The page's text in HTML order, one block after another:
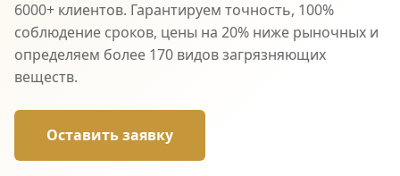
6000+ клиентов. Гарантируем точность, 100%
соблюдение сроков, цены на 20% ниже рыночных и
определяем более 170 видов загрязняющих
веществ.
Оставить заявку